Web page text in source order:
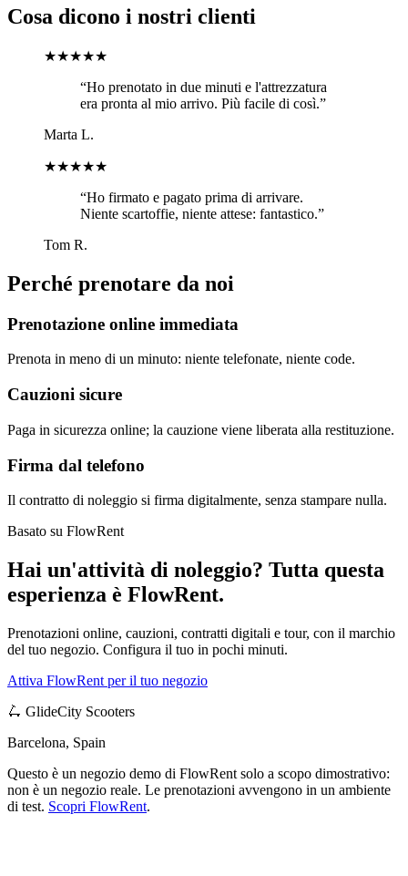
Cosa dicono i nostri clienti
★★★★★
“Ho prenotato in due minuti e l'attrezzatura
era pronta al mio arrivo. Più facile di così.”
Marta L.
★★★★★
“Ho firmato e pagato prima di arrivare.
Niente scartoffie, niente attese: fantastico.”
Tom R.
Perché prenotare da noi
Prenotazione online immediata
Prenota in meno di un minuto: niente telefonate, niente code.
Cauzioni sicure
Paga in sicurezza online; la cauzione viene liberata alla restituzione.
Firma dal telefono
Il contratto di noleggio si firma digitalmente, senza stampare nulla.
Basato su FlowRent
Hai un'attività di noleggio? Tutta questa
esperienza è FlowRent.
Prenotazioni online, cauzioni, contratti digitali e tour, con il marchio
del tuo negozio. Configura il tuo in pochi minuti.
Attiva FlowRent per il tuo negozio
🛴 GlideCity Scooters
Barcelona, Spain
Questo è un negozio demo di FlowRent solo a scopo dimostrativo:
non è un negozio reale. Le prenotazioni avvengono in un ambiente
di test. Scopri FlowRent.